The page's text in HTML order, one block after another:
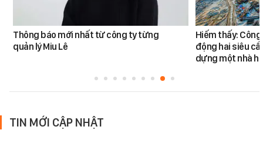
Thông báo mới nhất từ công ty từng
quản lý Miu Lê
Hiếm thấy:
động hai siêu
dựng một nhà
TIN MỚI CẬP NHẬT